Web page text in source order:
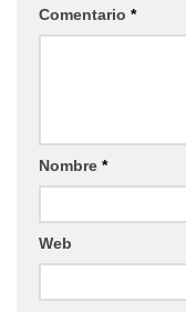
Comentario *
Nombre *
Web